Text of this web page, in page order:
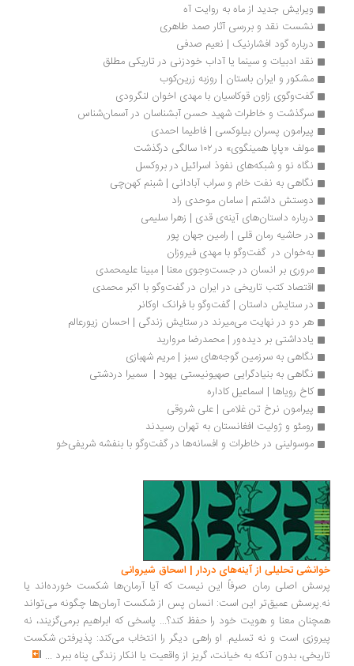
ویرایش جدید از ماه به روایت آه
نشست نقد و بررسی آثار صمد طاهری
درباره گود افشارنیک | نعیم صدفی
نقد ادبیات و سینما یا آداب خودزنی در تاریکی مطلق
مشکور و ایران باستان | روزبه زرین‌کوب
گفت‌وگوی زاون قوکاسیان با مهدی اخوان لنگرودی
سرگذشت و خاطرات شهید حسن آبشناسان در آسمان‌شناس
پیرامون پسران بیلوکسی | فاطیما احمدی
مولف «پاپا همینگوی» در ۱۰۲ سالگی درگذشت
نگاه نو و شبکه‌های نفوذ اسرائیل در بروکسل
نگاهی به نفت خام و سراب آبادانی | شبنم کهن‌چی
دوستش داشتم | سامان موحدی راد
درباره داستان‌های آینه‌ی قدی | زهرا سلیمی
در حاشیه رمان قلی | رامین جهان پور
به‌خوان در  گفت‌وگو با مهدی فیروزان
مروری بر انسان در جست‌وجوی معنا | مبینا علیمحمدی
اقتصاد کتب تاریخی در ایران در گفت‌وگو با اکبر محمدی
در ستایش داستان | گفت‌وگو با فرانک اوکانر
هر دو در نهایت می‌میرند در ستایش زندگی | احسان زیورعالم
یادداشتی بر دیده ور | محمدرضا مروارید
نگاهی به سرزمین گوجه‌های سبز | مریم شهبازی
نگاهی به بنیادگرایی صهیونیستی یهود |  سمیرا دردشتی
کاخ رویاها | اسماعیل کاداره
پیرامون نرخ تن غلامی | علی شروقی
رومئو و ژولیت افغانستان به تهران رسیدند
موسولینی در خاطرات و افسانه‌ها در گفت‌وگو با بنفشه شریفی‌خو
تحلیلی از آینه‌های دردار | اسحاق شیروانی
اصلی رمان صرفاً این نیست که آیا آرمان‌ها شکست خورده‌اند یا
عمیق‌تر این است: انسان پس از شکست آرمان‌ها چگونه می‌تواند
معنا و هویت خود را حفظ کند؟... پاسخی که ابراهیم برمی‌گزیند، نه
است و نه تسلیم. او راهی دیگر را انتخاب می‌کند: پذیرفتن شکست
بدون آنکه به خیانت، گریز از واقعیت یا انکار زندگی پناه ببرد...